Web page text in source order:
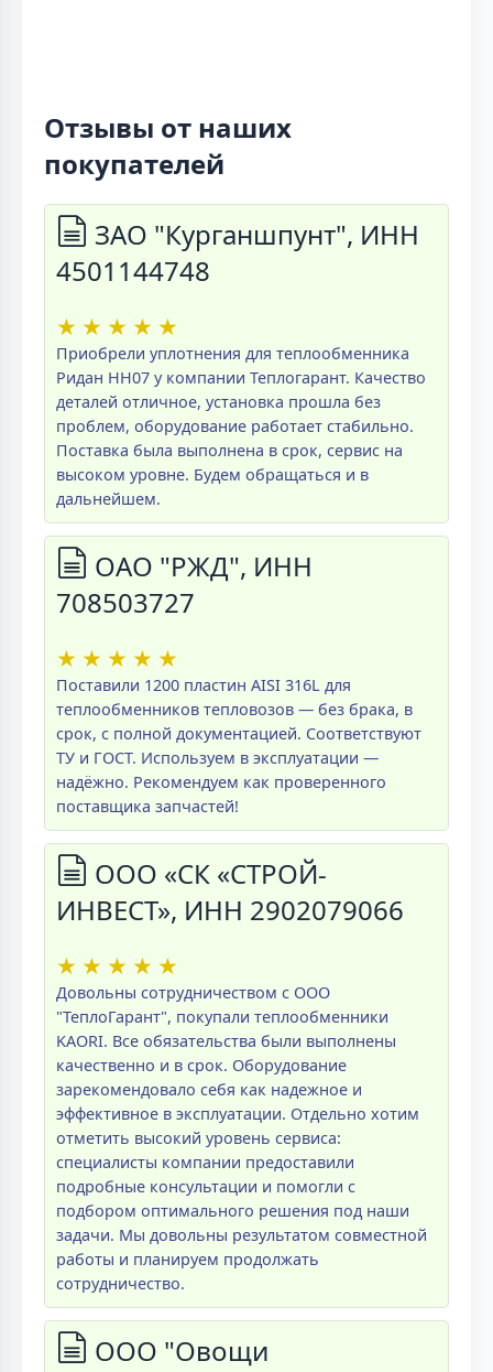
Отзывы от наших
покупателей
ЗАО "Курганшпунт", ИНН
4501144748
★ ★ ★ ★ ★
Приобрели уплотнения для теплообменника
Ридан НН07 у компании Теплогарант. Качество
деталей отличное, установка прошла без
проблем, оборудование работает стабильно.
Поставка была выполнена в срок, сервис на
высоком уровне. Будем обращаться и в
дальнейшем.
ОАО "РЖД", ИНН
708503727
★ ★ ★ ★ ★
Поставили 1200 пластин AISI 316L для
теплообменников тепловозов — без брака, в
срок, с полной документацией. Соответствуют
ТУ и ГОСТ. Используем в эксплуатации —
надёжно. Рекомендуем как проверенного
поставщика запчастей!
ООО «СК «СТРОЙ-
ИНВЕСТ», ИНН 2902079066
★ ★ ★ ★ ★
Довольны сотрудничеством с ООО
"ТеплоГарант", покупали теплообменники
KAORI. Все обязательства были выполнены
качественно и в срок. Оборудование
зарекомендовало себя как надежное и
эффективное в эксплуатации. Отдельно хотим
отметить высокий уровень сервиса:
специалисты компании предоставили
подробные консультации и помогли с
подбором оптимального решения под наши
задачи. Мы довольны результатом совместной
работы и планируем продолжать
сотрудничество.
ООО "Овощи